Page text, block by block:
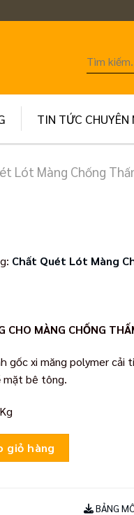
Tìm
kiếm:
TIN TỨC CHUYÊN
Lót Màng Chống
Chất Quét Lót Màng
CHO MÀNG CHỐNG
gốc xi măng polymer
mặt bê tông.
giỏ hàng
BẢNG